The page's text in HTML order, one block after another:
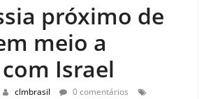
próximo de
meio a
Israel
clmbrasil
0 comentários